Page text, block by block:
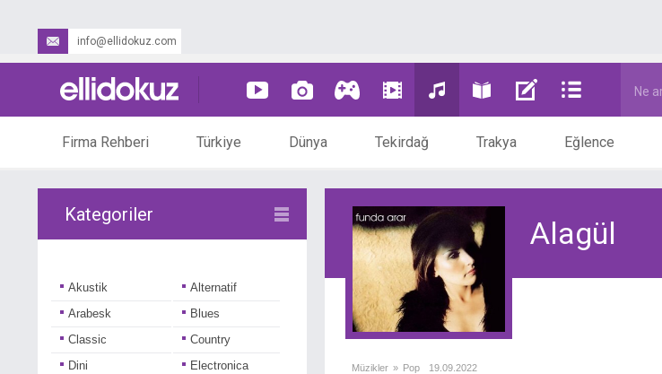
info@ellidokuz.com
Firma Rehberi Türkiye Dünya Tekirdağ Trakya Eğlence
Kategoriler
Akustik
Alternatif
Arabesk
Blues
Classic
Country
Dini
Electronica
Alagül
Müzikler » Pop 19.09.2022